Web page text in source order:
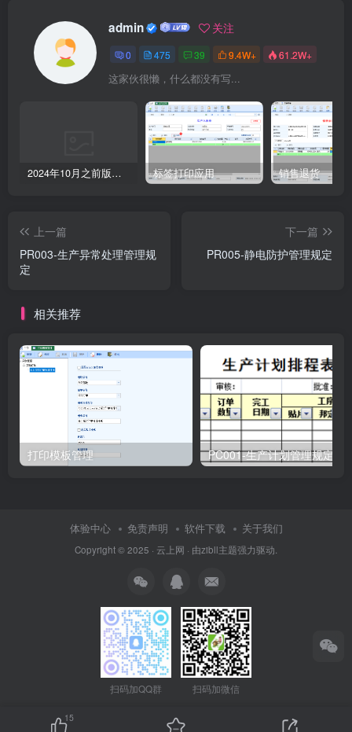
admin 关注
0 475 39 9.4W+ 61.2W+
这家伙很懒，什么都没有写...
2024年10月之前版本升级记录 标签打印应用 销售退货
上一篇
PR003-生产异常处理管理规
定
下一篇
PR005-静电防护管理规定
相关推荐
打印模板管理 PC001-生产计划管理规定
体验中心 免责声明 软件下载 关于我们
Copyright © 2025 · 云上网 · 由zibll主题强力驱动.
扫码加QQ群 扫码加微信
15